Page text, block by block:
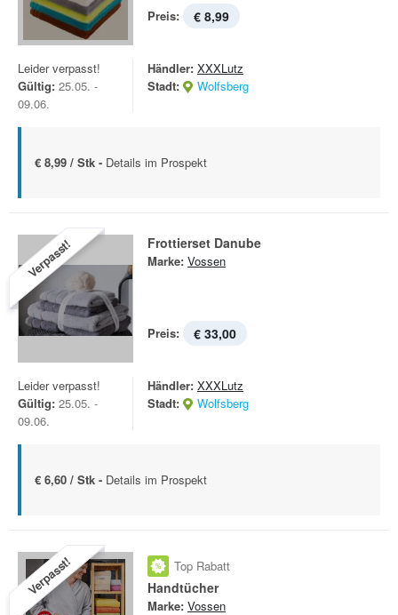
Preis: € 8,99
Leider verpasst!
Gültig: 25.05. -
09.06.
Händler: XXXLutz
Stadt:
Wolfsberg
€ 8,99 / Stk - Details im Prospekt
Verpasst! Frottierset Danube
Marke: Vossen
Preis: € 33,00
Leider verpasst!
Gültig: 25.05. -
09.06.
Händler: XXXLutz
Stadt:
Wolfsberg
€ 6,60 / Stk - Details im Prospekt
Verpasst! Top Rabatt
Handtücher
Marke: Vossen